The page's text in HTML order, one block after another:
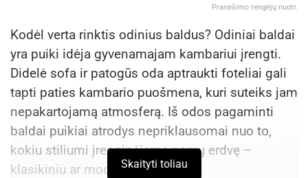
Pranešimo rengėjų nuotr.
Kodėl verta rinktis odinius baldus? Odiniai baldai
yra puiki idėja gyvenamajam kambariui įrengti.
Didelė sofa ir patogūs oda aptraukti foteliai gali
tapti paties kambario puošmena, kuri suteiks jam
nepakartojamą atmosferą. Iš odos pagaminti
baldai puikiai atrodys nepriklausomai nuo to,
kokiu stiliumi įrenginėjame namų erdvę –
klasikiniu ar moderniu.Skaityti toliau